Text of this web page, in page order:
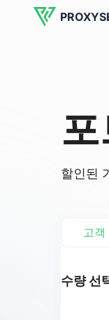
할인된
고객
수량 선